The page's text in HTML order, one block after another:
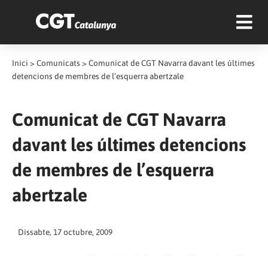
Inici > Comunicats > Comunicat de CGT Navarra davant les últimes
detencions de membres de l’esquerra abertzale
Comunicat de CGT Navarra
davant les últimes detencions
de membres de l’esquerra
abertzale
Dissabte, 17 octubre, 2009